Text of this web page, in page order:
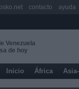
Venezuela
de hoy
Inicio África
contacto ayuda